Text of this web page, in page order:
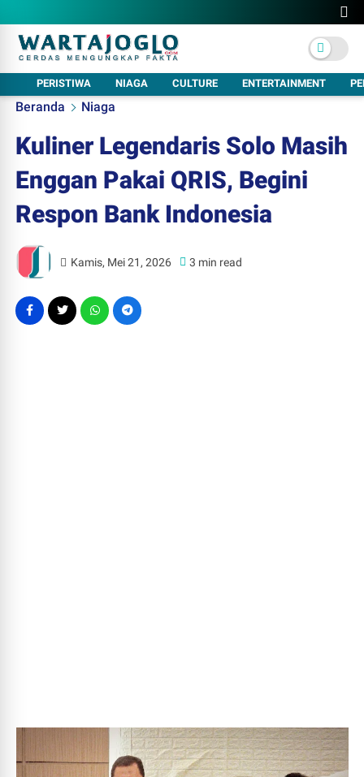
PERISTIWA NIAGA CULTURE ENTERTAINMENT
Beranda Niaga
Kuliner Legendaris Solo Masih
Enggan Pakai QRIS, Begini
Respon Bank Indonesia
Kamis, Mei 21, 2026 3 min read